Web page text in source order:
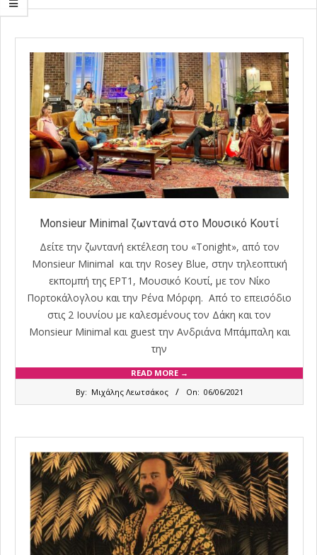
Monsieur Minimal ζωντανά στο Μουσικό Κουτί
Δείτε την ζωντανή εκτέλεση του «Tonight», από τον
Monsieur Minimal και την Rosey Blue, στην τηλεοπτική
εκπομπή της ΕΡΤ1, Μουσικό Κουτί, με τον Νίκο
Πορτοκάλογλου και την Ρένα Μόρφη. Από το επεισόδιο
στις 2 Ιουνίου με καλεσμένους τον Δάκη και τον
Monsieur Minimal και guest την Ανδριάνα Μπάμπαλη και
την
READ MORE →
By: Μιχάλης Λεωτσάκος On: 06/06/2021